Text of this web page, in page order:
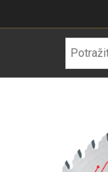
to